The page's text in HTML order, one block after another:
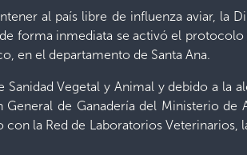
al país libre de influenza aviar, la
forma inmediata se activó el
en el departamento de Santa Ana.
Vegetal y Animal y debido a la
de Ganadería del Ministerio de
la Red de Laboratorios Veterinarios,